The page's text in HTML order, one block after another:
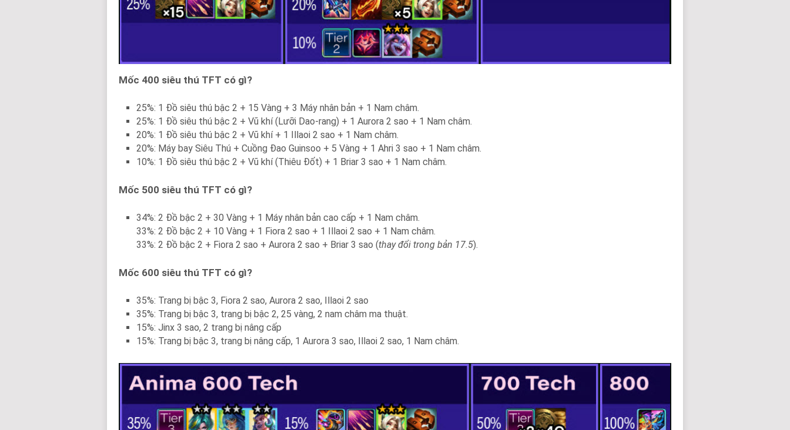
Mốc 400 siêu thú TFT có gì?
25%: 1 Đồ siêu thú bậc 2 + 15 Vàng + 3 Máy nhân bản + 1 Nam châm.
25%: 1 Đồ siêu thú bậc 2 + Vũ khí (Lưỡi Dao-rang) + 1 Aurora 2 sao + 1 Nam châm.
20%: 1 Đồ siêu thú bậc 2 + Vũ khí + 1 Illaoi 2 sao + 1 Nam châm.
20%: Máy bay Siêu Thú + Cuồng Đao Guinsoo + 5 Vàng + 1 Ahri 3 sao + 1 Nam châm.
10%: 1 Đồ siêu thú bậc 2 + Vũ khí (Thiêu Đốt) + 1 Briar 3 sao + 1 Nam châm.
Mốc 500 siêu thú TFT có gì?
34%: 2 Đồ bậc 2 + 30 Vàng + 1 Máy nhân bản cao cấp + 1 Nam châm.
33%: 2 Đồ bậc 2 + 10 Vàng + 1 Fiora 2 sao + 1 Illaoi 2 sao + 1 Nam châm.
33%: 2 Đồ bậc 2 + Fiora 2 sao + Aurora 2 sao + Briar 3 sao (thay đổi trong bản 17.5).
Mốc 600 siêu thú TFT có gì?
35%: Trang bị bậc 3, Fiora 2 sao, Aurora 2 sao, Illaoi 2 sao
35%: Trang bị bậc 3, trang bị bậc 2, 25 vàng, 2 nam châm ma thuật.
15%: Jinx 3 sao, 2 trang bị nâng cấp
15%: Trang bị bậc 3, trang bị nâng cấp, 1 Aurora 3 sao, Illaoi 2 sao, 1 Nam châm.